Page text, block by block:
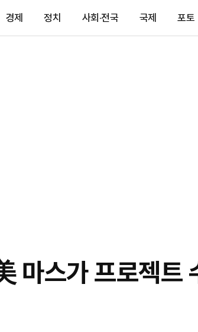
경제 정치 사회·전국 국제 포토
마스가 프로젝